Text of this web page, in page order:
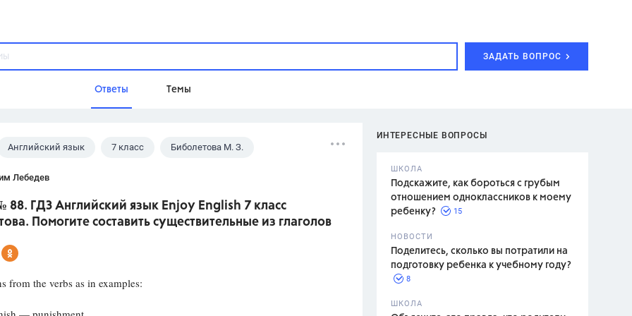
ЗАДАТЬ ВОПРОС
Ответы Темы
Домашнее задание
Школа
ИНТЕРЕСНЫЕ ВОПРОСЫ
ШКОЛА
Подскажите, как бороться с грубым
отношением одноклассников к моему
ребенку?
15
НОВОСТИ
Поделитесь, сколько вы потратили на
подготовку ребенка к учебному году?
8
ШКОЛА
Английский язык 7 класс Биболетова М. З.
Лебедев
88. ГДЗ Английский язык Enjoy English 7 класс
Помогите составить существительные из глаголов
from the verbs as in examples: